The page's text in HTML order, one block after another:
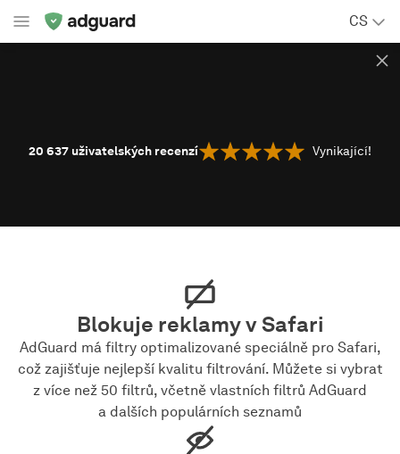
CS
20 637 uživatelských recenzí Vynikající!
Blokuje reklamy v Safari
AdGuard má filtry optimalizované speciálně pro Safari,
což zajišťuje nejlepší kvalitu filtrování. Můžete si vybrat
z více než 50 filtrů, včetně vlastních filtrů AdGuard
a dalších populárních seznamů